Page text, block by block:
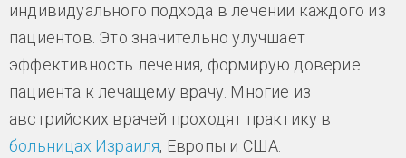
индивидуального подхода в лечении каждого из
пациентов. Это значительно улучшает
эффективность лечения, формирую доверие
пациента к лечащему врачу. Многие из
австрийских врачей проходят практику в
больницах Израиля, Европы и США.